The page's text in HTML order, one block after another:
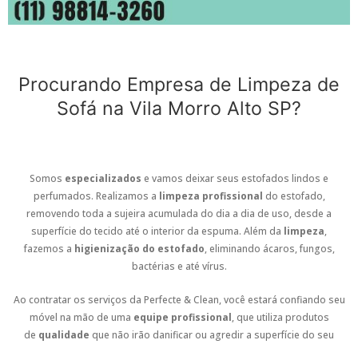
Procurando Empresa de Limpeza de
Sofá na Vila Morro Alto SP?
Somos especializados e vamos deixar seus estofados lindos e
perfumados. Realizamos a limpeza profissional do estofado,
removendo toda a sujeira acumulada do dia a dia de uso, desde a
superfície do tecido até o interior da espuma. Além da limpeza,
fazemos a higienização do estofado, eliminando ácaros, fungos,
bactérias e até vírus.
Ao contratar os serviços da Perfecte & Clean, você estará confiando seu
móvel na mão de uma equipe profissional, que utiliza produtos
de qualidade que não irão danificar ou agredir a superfície do seu